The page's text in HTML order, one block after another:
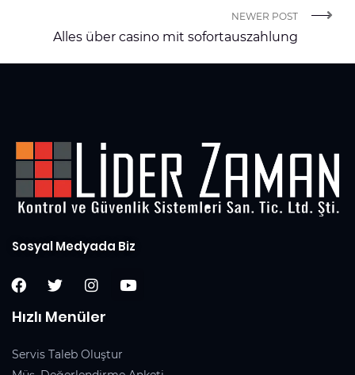
NEWER POST
Alles über casino mit sofortauszahlung
Sosyal Medyada Biz
Hızlı Menüler
Servis Taleb Oluştur